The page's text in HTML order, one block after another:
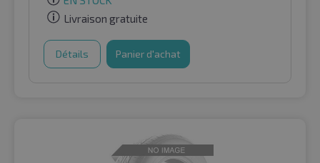
Livraison gratuite
Détails Panier d'achat